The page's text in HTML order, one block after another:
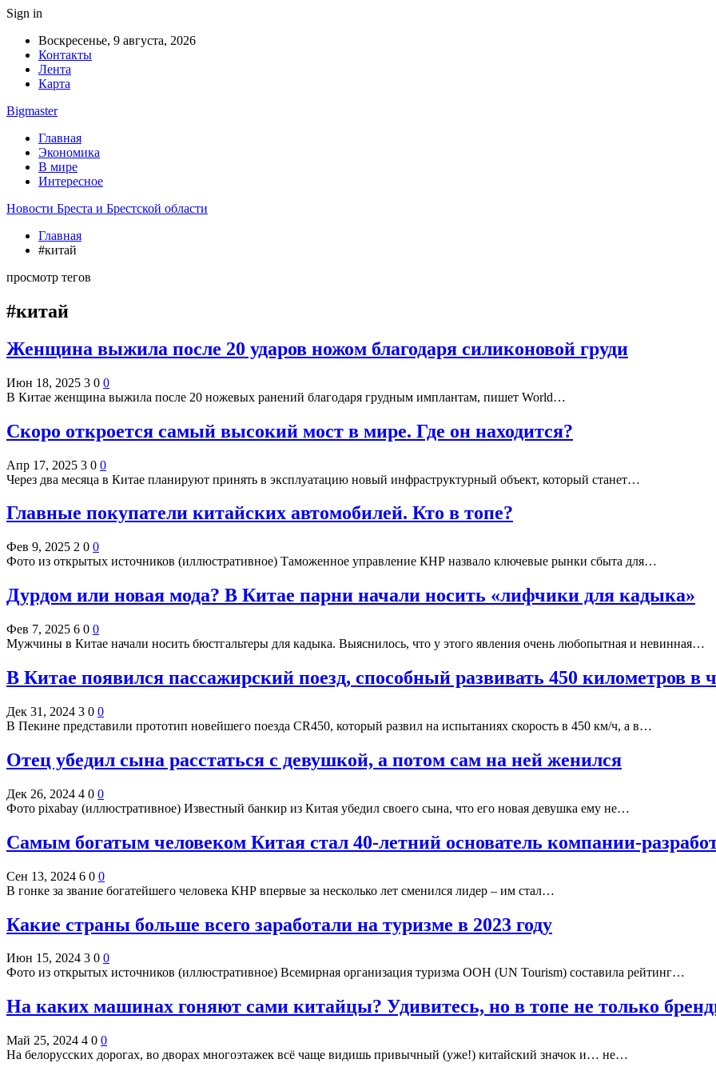
Sign in
Воскресенье, 9 августа, 2026
Контакты
Лента
Карта
Bigmaster
Главная
Экономика
В мире
Интересное
Новости Бреста и Брестской области
Главная
#китай
просмотр тегов
#китай
Женщина выжила после 20 ударов ножом благодаря силиконовой груди
Июн 18, 2025 3 0 0
В Китае женщина выжила после 20 ножевых ранений благодаря грудным имплантам, пишет World…
Скоро откроется самый высокий мост в мире. Где он находится?
Апр 17, 2025 3 0 0
Через два месяца в Китае планируют принять в эксплуатацию новый инфраструктурный объект, который станет…
Главные покупатели китайских автомобилей. Кто в топе?
Фев 9, 2025 2 0 0
Фото из открытых источников (иллюстративное) Таможенное управление КНР назвало ключевые рынки сбыта для…
Дурдом или новая мода? В Китае парни начали носить «лифчики для кадыка»
Фев 7, 2025 6 0 0
Мужчины в Китае начали носить бюстгальтеры для кадыка. Выяснилось, что у этого явления очень любопытная и невинная…
В Китае появился пассажирский поезд, способный развивать 450 километров
Дек 31, 2024 3 0 0
В Пекине представили прототип новейшего поезда CR450, который развил на испытаниях скорость в 450 км/ч, а в…
Отец убедил сына расстаться с девушкой, а потом сам на ней женился
Дек 26, 2024 4 0 0
Фото pixabay (иллюстративное) Известный банкир из Китая убедил своего сына, что его новая девушка ему не…
Самым богатым человеком Китая стал 40-летний основатель компании-
Сен 13, 2024 6 0 0
В гонке за звание богатейшего человека КНР впервые за несколько лет сменился лидер – им стал…
Какие страны больше всего заработали на туризме в 2023 году
Июн 15, 2024 3 0 0
Фото из открытых источников (иллюстративное) Всемирная организация туризма ООН (UN Tourism) составила рейтинг…
На каких машинах гоняют сами китайцы? Удивитесь, но в топе не только
Май 25, 2024 4 0 0
На белорусских дорогах, во дворах многоэтажек всё чаще видишь привычный (уже!) китайский значок и… не…